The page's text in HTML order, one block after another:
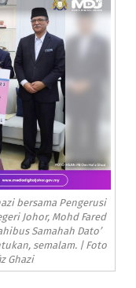
bersama Pengerusi
Johor, Mohd Fared
Samahah Dato’
semalam. | Foto
Ghazi